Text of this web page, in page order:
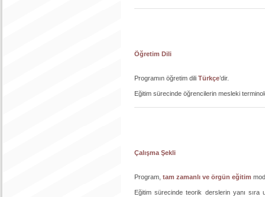
Öğretim Dili
Programın öğretim dili Türkçe’dir.
Eğitim sürecinde öğrencilerin mesleki
Çalışma Şekli
Program, tam zamanlı ve örgün eğitim
Eğitim sürecinde teorik derslerin yanı sıra